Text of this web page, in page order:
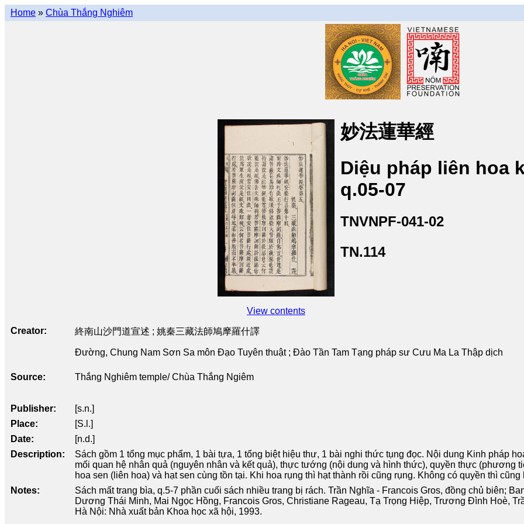
Home » Chùa Thắng Nghiêm
View contents
妙法蓮華經
Diệu pháp liên hoa
q.05-07
TNVNPF-041-02
TN.114
Creator 終南山沙門道宣述 ; 姚秦三藏法師鳩摩羅什譯
Đường, Chung Nam Sơn Sa môn Đạo Tuyên thuật ; Đào Tần Tam Tạng pháp sư Cưu Ma La Thập dịch
Source Thắng Nghiêm temple/ Chùa Thắng Ngiêm
Publisher
[s.n.]
Place
[S.l.]
Date
[n.d.]
Description
Sách gồm 1 tổng mục phẩm, 1 bài tựa, 1 tổng biệt hiệu thư, 1 bài nghi thức tụng đọc. Nội dung Kinh pháp
mối quan hệ nhân quả (nguyên nhân và kết quả), thực tướng (nội dung và hình thức), quyền thực (phương
hoa sen (liên hoa) và hạt sen cùng tồn tại. Khi hoa rụng thì hạt thành rồi cũng rụng. Không có quyền thì
Notes
Sách mất trang bìa, q.5-7 phần cuối sách nhiều trang bị rách. Trần Nghĩa - Francois Gros, đồng chủ biên;
Dương Thái Minh, Mai Ngọc Hồng, Francois Gros, Christiane Rageau, Tạ Trọng Hiệp, Trương Đình Hoè,
Hà Nội: Nhà xuất bản Khoa học xã hội, 1993.